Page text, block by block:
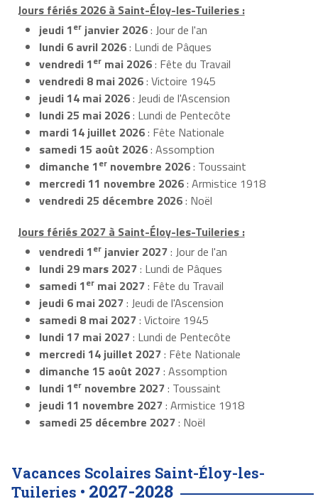
Jours fériés 2026 à Saint-Éloy-les-Tuileries :
jeudi 1er janvier 2026: Jour de l'an
lundi 6 avril 2026: Lundi de Pâques
vendredi 1er mai 2026: Fête du Travail
vendredi 8 mai 2026: Victoire 1945
jeudi 14 mai 2026: Jeudi de l'Ascension
lundi 25 mai 2026: Lundi de Pentecôte
mardi 14 juillet 2026: Fête Nationale
samedi 15 août 2026: Assomption
dimanche 1er novembre 2026: Toussaint
mercredi 11 novembre 2026: Armistice 1918
vendredi 25 décembre 2026: Noël
Jours fériés 2027 à Saint-Éloy-les-Tuileries :
vendredi 1er janvier 2027: Jour de l'an
lundi 29 mars 2027: Lundi de Pâques
samedi 1er mai 2027: Fête du Travail
jeudi 6 mai 2027: Jeudi de l'Ascension
samedi 8 mai 2027: Victoire 1945
lundi 17 mai 2027: Lundi de Pentecôte
mercredi 14 juillet 2027: Fête Nationale
dimanche 15 août 2027: Assomption
lundi 1er novembre 2027: Toussaint
jeudi 11 novembre 2027: Armistice 1918
samedi 25 décembre 2027: Noël
Vacances Scolaires Saint-Éloy-les-
Tuileries • 2027-2028